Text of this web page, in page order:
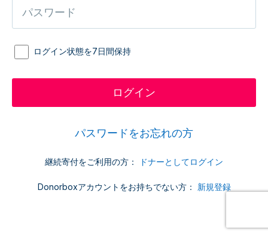
ログイン状態を7日間保持
パスワードをお忘れの方
継続寄付をご利用の方： ドナーとしてログイン
Donorboxアカウントをお持ちでない方： 新規登録